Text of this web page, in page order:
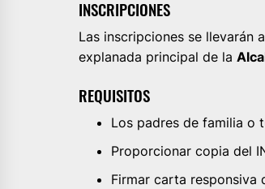
INSCRIPCIONES
Las inscripciones se llevarán
explanada principal de la
REQUISITOS
Los padres de familia o
Proporcionar copia del
Firmar carta responsiva